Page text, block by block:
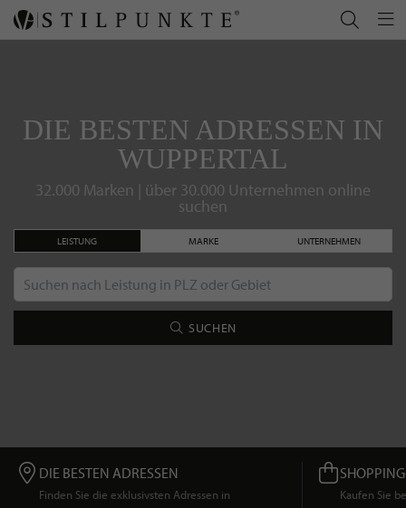
DIE BESTEN ADRESSEN IN
WUPPERTAL
32.000 Marken | über 30.000 Unternehmen online
suchen
LEISTUNG MARKE UNTERNEHMEN
SUCHEN
DIE BESTEN ADRESSEN
Finden Sie die exklusivsten Adressen in
Kaufen Sie